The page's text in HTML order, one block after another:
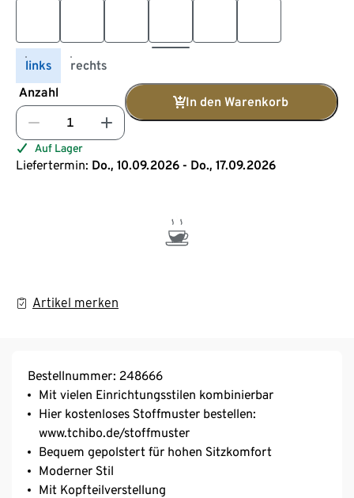
links
rechts
Anzahl
In den Warenkorb
Auf Lager
Liefertermin: Do., 10.09.2026 - Do., 17.09.2026
Artikel merken
Bestellnummer: 248666
Mit vielen Einrichtungsstilen kombinierbar
Hier kostenloses Stoffmuster bestellen:
www.tchibo.de/stoffmuster
Bequem gepolstert für hohen Sitzkomfort
Moderner Stil
Mit Kopfteilverstellung